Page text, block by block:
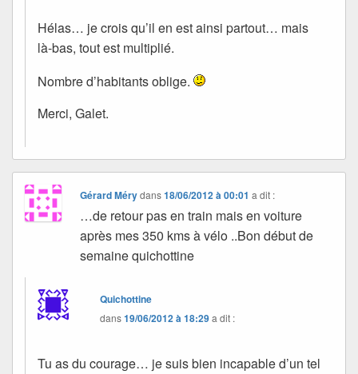
Hélas… je crois qu’il en est ainsi partout… mais
là-bas, tout est multiplié.
Nombre d’habitants oblige.
Merci, Galet.
Gérard Mérydans18/06/2012 à 00:01 a dit :
…de retour pas en train mais en voiture
après mes 350 kms à vélo ..Bon début de
semaine quichottine
Quichottine
dans19/06/2012 à 18:29a dit :
Tu as du courage… je suis bien incapable d’un tel